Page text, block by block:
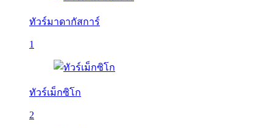
ทัวร์มาดากัสการ์
1
ทัวร์เม็กซิโก
2